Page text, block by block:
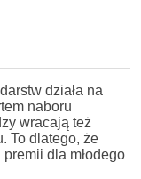
działa na
naboru
wracają też
To dlatego, że
dla młodego